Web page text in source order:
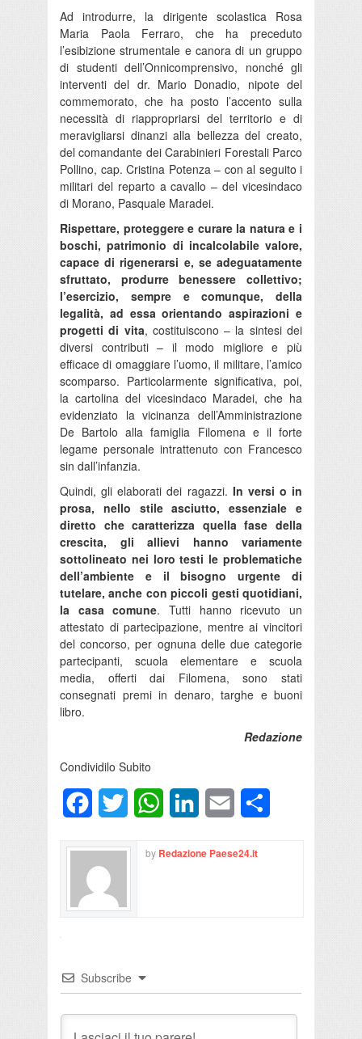
Ad introdurre, la dirigente scolastica Rosa
Maria Paola Ferraro, che ha preceduto
l’esibizione strumentale e canora di un gruppo
di studenti dell’Onnicomprensivo, nonché gli
interventi del dr. Mario Donadio, nipote del
commemorato, che ha posto l’accento sulla
necessità di riappropriarsi del territorio e di
meravigliarsi dinanzi alla bellezza del creato,
del comandante dei Carabinieri Forestali Parco
Pollino, cap. Cristina Potenza – con al seguito i
militari del reparto a cavallo – del vicesindaco
di Morano, Pasquale Maradei.
Rispettare, proteggere e curare la natura e i
boschi, patrimonio di incalcolabile valore,
capace di rigenerarsi e, se adeguatamente
sfruttato, produrre benessere collettivo;
l’esercizio, sempre e comunque, della
legalità, ad essa orientando aspirazioni e
progetti di vita, costituiscono – la sintesi dei
diversi contributi – il modo migliore e più
efficace di omaggiare l’uomo, il militare, l’amico
scomparso. Particolarmente significativa, poi,
la cartolina del vicesindaco Maradei, che ha
evidenziato la vicinanza dell’Amministrazione
De Bartolo alla famiglia Filomena e il forte
legame personale intrattenuto con Francesco
sin dall’infanzia.
Quindi, gli elaborati dei ragazzi. In versi o in
prosa, nello stile asciutto, essenziale e
diretto che caratterizza quella fase della
crescita, gli allievi hanno variamente
sottolineato nei loro testi le problematiche
dell’ambiente e il bisogno urgente di
tutelare, anche con piccoli gesti quotidiani,
la casa comune. Tutti hanno ricevuto un
attestato di partecipazione, mentre ai vincitori
del concorso, per ognuna delle due categorie
partecipanti, scuola elementare e scuola
media, offerti dai Filomena, sono stati
consegnati premi in denaro, targhe e buoni
libro.
Redazione
Condividilo Subito
FacebookTwitter WhatsAppLinkedInEmail
by Redazione Paese24.it
Subscribe